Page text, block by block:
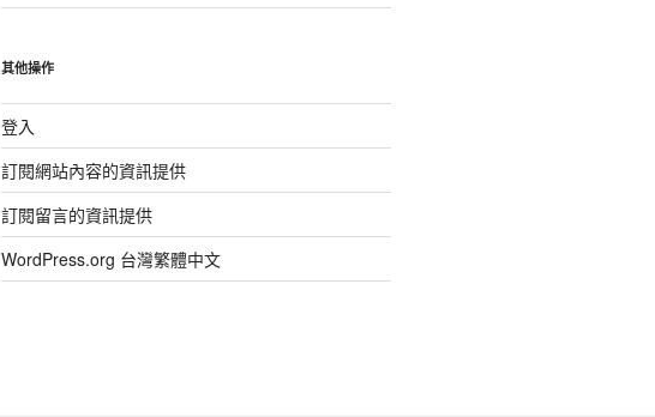
其他操作
登入
訂閱網站內容的資訊提供
訂閱留言的資訊提供
WordPress.org 台灣繁體中文